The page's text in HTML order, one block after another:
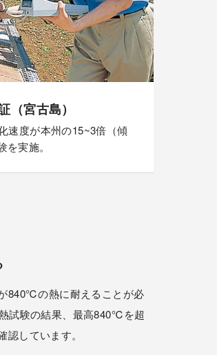
（宮古島）
速度が本州の15~3倍（傾
実施。
840℃の熱に耐えることが必
試験の結果、最高840℃を超
しています。